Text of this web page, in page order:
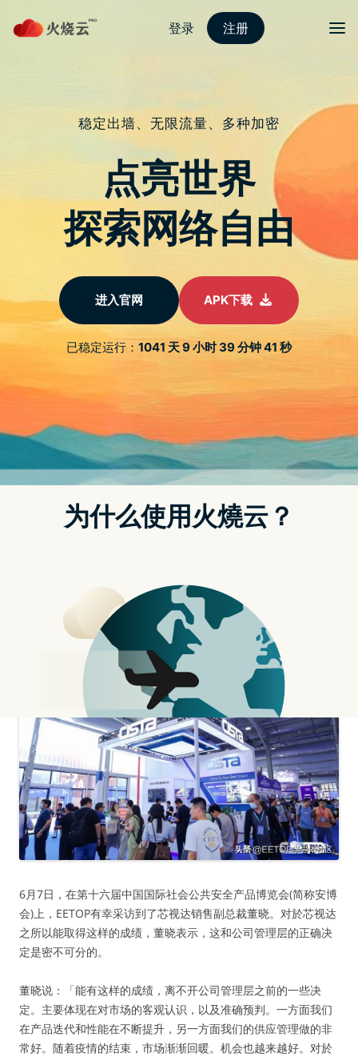
至
正
文 protonvpn下载
搭配ISP，揭晓发展新思路
发表评论
近一两年来，随着全球智能手机市场的萎缩，手机相关的零部件
销量都在下降。由於手机销量的下滑，给整个产业链都带来来不
小的震荡，包括前阵子在整个晶元行业掀起很大动静的哲库事
件，这种断臂止损的做法，相信应该跟手机市场的不景气有很大
首次下滑。相较於友商的市场疲软状态，芯视达的CMOS产品销
量则呈现出了爆发式的增长。
6月7日，在第十六届中国国际社会公共安全产品博览会(简称安博
会)上，EETOP有幸采访到了芯视达销售副总裁董晓。对於芯视达
之所以能取得这样的成绩，董晓表示，这和公司管理层的正确决
定是密不可分的。
董晓说：「能有这样的成绩，离不开公司管理层之前的一些决
定。主要体现在对市场的客观认识，以及准确预判。一方面我们
在产品迭代和性能在不断提升，另一方面我们的供应管理做的非
常好。随着疫情的结束，市场渐渐回暖。机会也越来越好。对於